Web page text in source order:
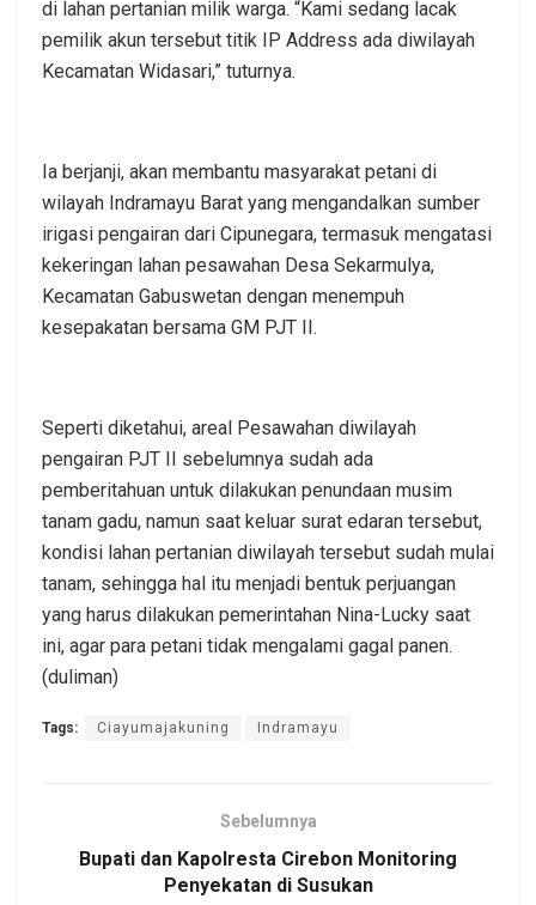
di lahan pertanian milik warga. “Kami sedang lacak
pemilik akun tersebut titik IP Address ada diwilayah
Kecamatan Widasari,” tuturnya.
Ia berjanji, akan membantu masyarakat petani di
wilayah Indramayu Barat yang mengandalkan sumber
irigasi pengairan dari Cipunegara, termasuk mengatasi
kekeringan lahan pesawahan Desa Sekarmulya,
Kecamatan Gabuswetan dengan menempuh
kesepakatan bersama GM PJT II.
Seperti diketahui, areal Pesawahan diwilayah
pengairan PJT II sebelumnya sudah ada
pemberitahuan untuk dilakukan penundaan musim
tanam gadu, namun saat keluar surat edaran tersebut,
kondisi lahan pertanian diwilayah tersebut sudah mulai
tanam, sehingga hal itu menjadi bentuk perjuangan
yang harus dilakukan pemerintahan Nina-Lucky saat
ini, agar para petani tidak mengalami gagal panen.
(duliman)
Tags: Ciayumajakuning Indramayu
Sebelumnya
Bupati dan Kapolresta Cirebon Monitoring
Penyekatan di Susukan